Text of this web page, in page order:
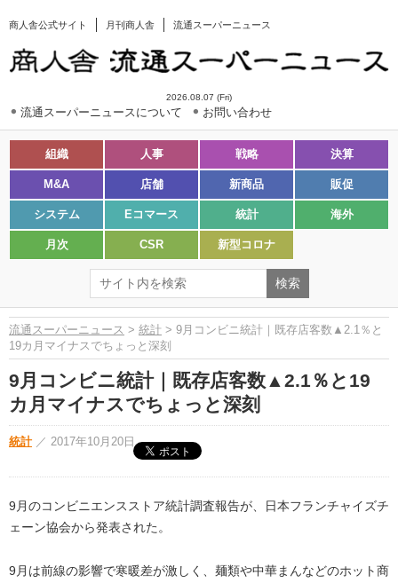
商人舎公式サイト 月刊商人舎 流通スーパーニュース
2026.08.07 (Fri)
流通スーパーニュースについて お問い合わせ
組織 人事 戦略 決算
M&A 店舗 新商品 販促
システム Eコマース 統計 海外
月次 CSR 新型コロナ
流通スーパーニュース > 統計 > 9月コンビニ統計｜既存店客数▲2.1％と
19カ月マイナスでちょっと深刻
9月コンビニ統計｜既存店客数▲2.1％と19
カ月マイナスでちょっと深刻
統計 ／ 2017年10月20日
9月のコンビニエンスストア統計調査報告が、日本フランチャイズチ
ェーン協会から発表された。
9月は前線の影響で寒暖差が激しく、麺類や中華まんなどのホット商